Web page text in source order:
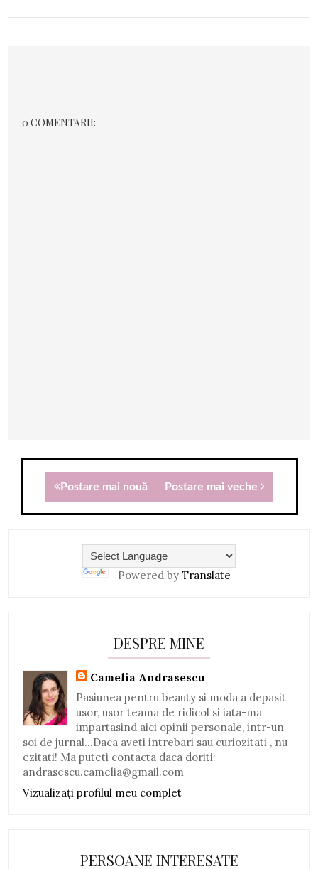
0 COMENTARII:
Postare mai nouă Postare mai veche
Powered by Translate
DESPRE MINE
Camelia Andrasescu
Pasiunea pentru beauty si moda a depasit
usor, usor teama de ridicol si iata-ma
impartasind aici opinii personale, intr-un
soi de jurnal...Daca aveti intrebari sau curiozitati , nu
ezitati! Ma puteti contacta daca doriti:
andrasescu.camelia@gmail.com
Vizualizați profilul meu complet
PERSOANE INTERESATE